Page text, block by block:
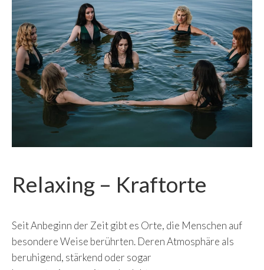
Relaxing – Kraftorte
Seit Anbeginn der Zeit gibt es Orte, die Menschen auf
besondere Weise berührten. Deren Atmosphäre als
beruhigend, stärkend oder sogar